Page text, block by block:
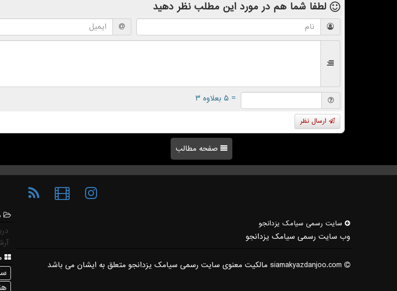
لطفا شما هم در مورد این مطلب نظر دهید
= ۵ بعلاوه ۳
ارسال نظر
صفحه مطالب
سایت رسمی سیامك یزدانجو
وب سایت رسمی سیامک یزدانجو